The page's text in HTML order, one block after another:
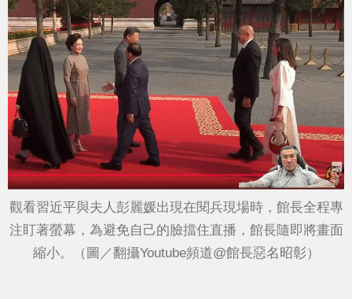
觀看習近平與夫人彭麗媛出現在閱兵現場時，館長全程專
注盯著螢幕，為避免自己的臉擋住直播，館長隨即將畫面
縮小。（圖／翻攝Youtube頻道@館長惡名昭彰）